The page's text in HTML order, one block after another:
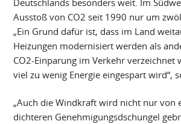
Ausstoß von CO2 seit 1990 nur um
„Ein Grund dafür ist, dass im Land
Heizungen modernisiert werden als
CO2-Einparung im Verkehr verzeichnet
viel zu wenig Energie eingespart wird“,
„Auch die Windkraft wird nicht nur von
dichteren Genehmigungsdschungel